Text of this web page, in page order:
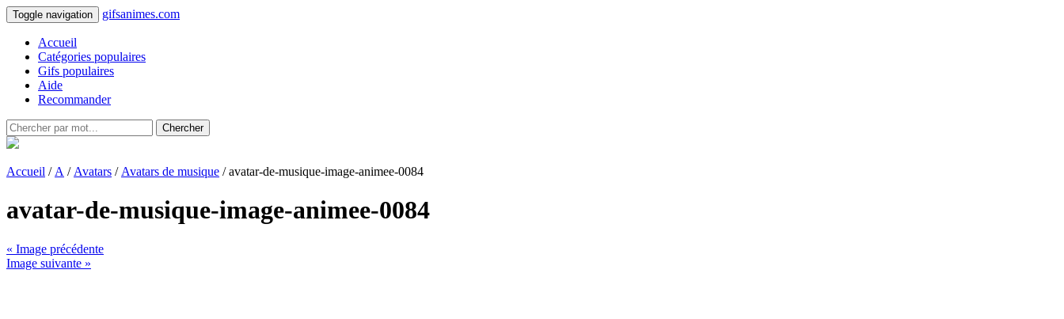
Toggle navigation gifsanimes.com
Accueil
Catégories populaires
Gifs populaires
Aide
Recommander
Chercher
Accueil / A / Avatars / Avatars de musique / avatar-de-musique-image-animee-0084
avatar-de-musique-image-animee-0084
« Image précédente
Image suivante »